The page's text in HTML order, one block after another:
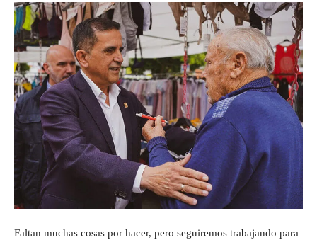
Faltan muchas cosas por hacer, pero seguiremos trabajando para